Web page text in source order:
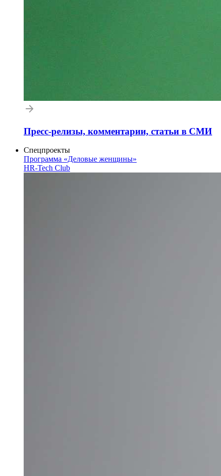
Пресс-релизы, комментарии, статьи в СМИ
Спецпроекты
Программа «Деловые женщины»
HR-Tech Club